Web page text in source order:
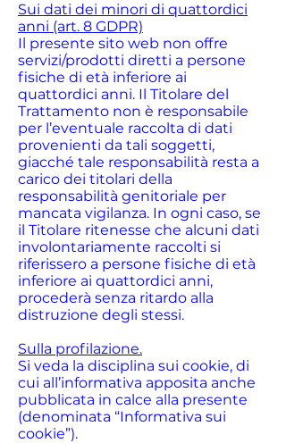
Sui dati dei minori di quattordici
anni (art. 8 GDPR)
Il presente sito web non offre
servizi/prodotti diretti a persone
fisiche di età inferiore ai
quattordici anni. Il Titolare del
Trattamento non è responsabile
per l’eventuale raccolta di dati
provenienti da tali soggetti,
giacché tale responsabilità resta a
carico dei titolari della
responsabilità genitoriale per
mancata vigilanza. In ogni caso, se
il Titolare ritenesse che alcuni dati
involontariamente raccolti si
riferissero a persone fisiche di età
inferiore ai quattordici anni,
procederà senza ritardo alla
distruzione degli stessi.
Sulla profilazione.
Si veda la disciplina sui cookie, di
cui all’informativa apposita anche
pubblicata in calce alla presente
(denominata “Informativa sui
cookie”).